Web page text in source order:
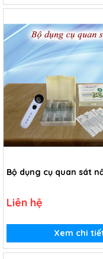
Bộ dụng cụ quan sát
Liên hệ
Xem chi